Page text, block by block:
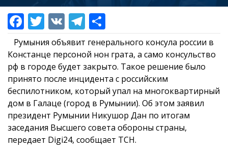
Румыния объявит генерального консула россии в
Констанце персоной нон грата, а само консульство
рф в городе будет закрыто. Такое решение было
принято после инцидента с российским
беспилотником, который упал на многоквартирный
дом в Галаце (город в Румынии). Об этом заявил
президент Румынии Никушор Дан по итогам
заседания Высшего совета обороны страны,
передает Digi24, сообщает ТСН.